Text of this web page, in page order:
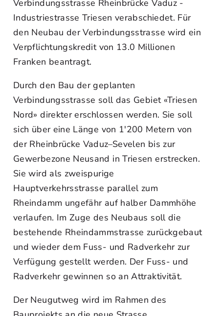
Verbindungsstrasse Rheinbrücke Vaduz -
Industriestrasse Triesen verabschiedet. Für
den Neubau der Verbindungsstrasse wird ein
Verpflichtungskredit von 13.0 Millionen
Franken beantragt.
Durch den Bau der geplanten
Verbindungsstrasse soll das Gebiet «Triesen
Nord» direkter erschlossen werden. Sie soll
sich über eine Länge von 1'200 Metern von
der Rheinbrücke Vaduz–Sevelen bis zur
Gewerbezone Neusand in Triesen erstrecken.
Sie wird als zweispurige
Hauptverkehrsstrasse parallel zum
Rheindamm ungefähr auf halber Dammhöhe
verlaufen. Im Zuge des Neubaus soll die
bestehende Rheindammstrasse zurückgebaut
und wieder dem Fuss- und Radverkehr zur
Verfügung gestellt werden. Der Fuss- und
Radverkehr gewinnen so an Attraktivität.
Der Neugutweg wird im Rahmen des